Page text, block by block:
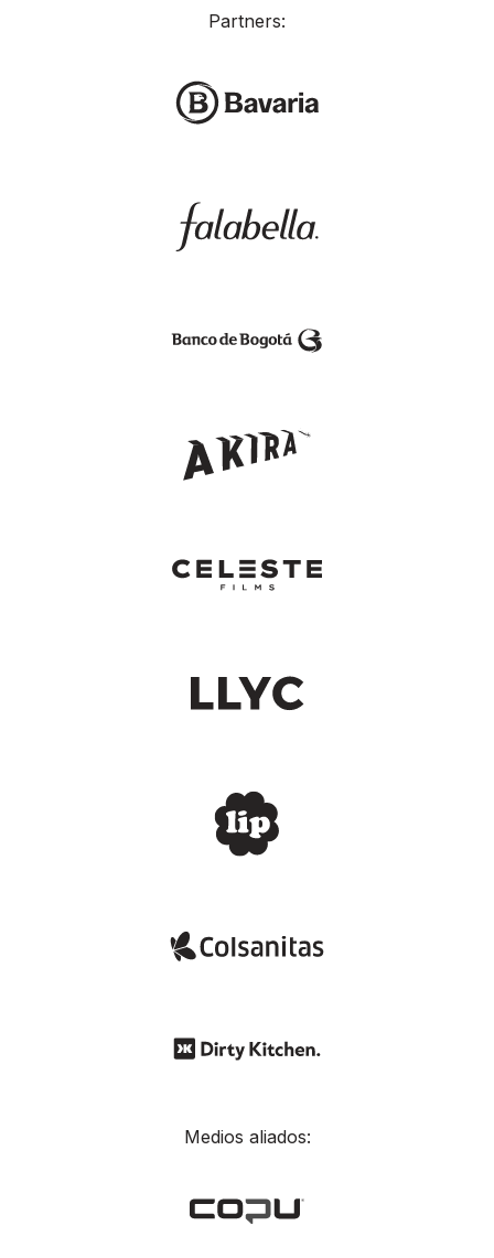
Partners:
Medios aliados: